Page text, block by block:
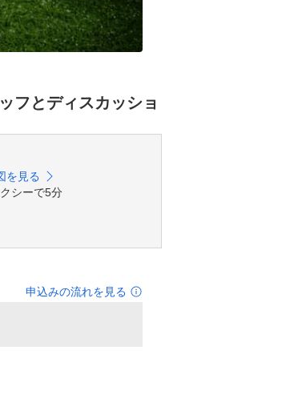
フとディスカッショ
を見る
シーで5分
申込みの流れを見る